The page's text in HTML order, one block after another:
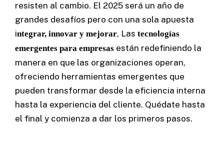
resisten al cambio. El 2025 será un año de
grandes desafíos pero con una sola apuesta
integrar, innovar y mejorar, Las tecnologías
emergentes para empresas están redefiniendo la
manera en que las organizaciones operan,
ofreciendo herramientas emergentes que
pueden transformar desde la eficiencia interna
hasta la experiencia del cliente. Quédate hasta
el final y comienza a dar los primeros pasos.